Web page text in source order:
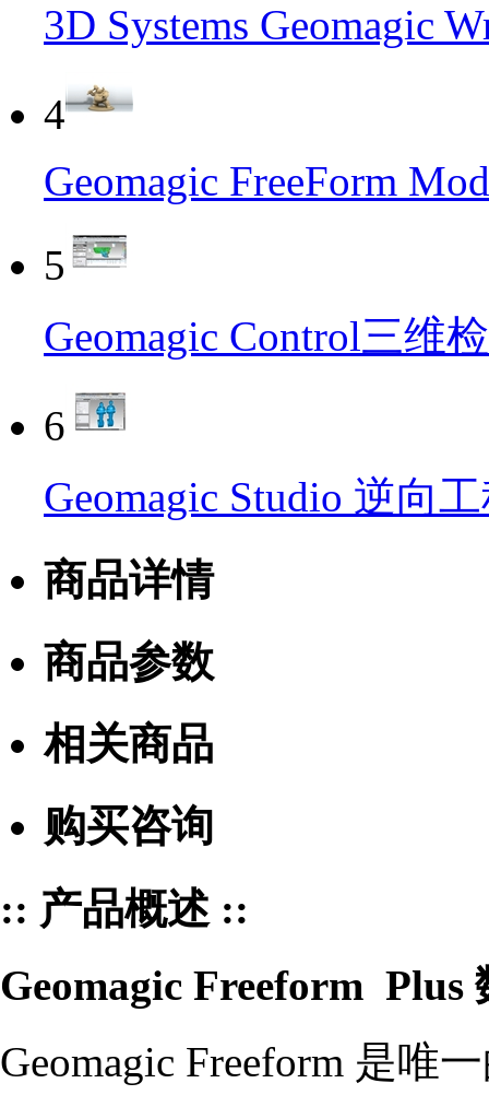
3D Systems Geomagic
4
Geomagic FreeForm
5
Geomagic Control三维
6
Geomagic Studio 逆向
商品详情
商品参数
相关商品
购买咨询
:: 产品概述 ::
Geomagic Freeform Plus
Geomagic Freeform 是唯